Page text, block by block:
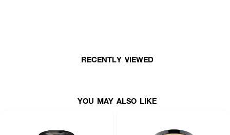
● 30 Natural: เหมาะสำหรับผิวปานกลางRECENTLY VIEWED
YOU MAY ALSO LIKE